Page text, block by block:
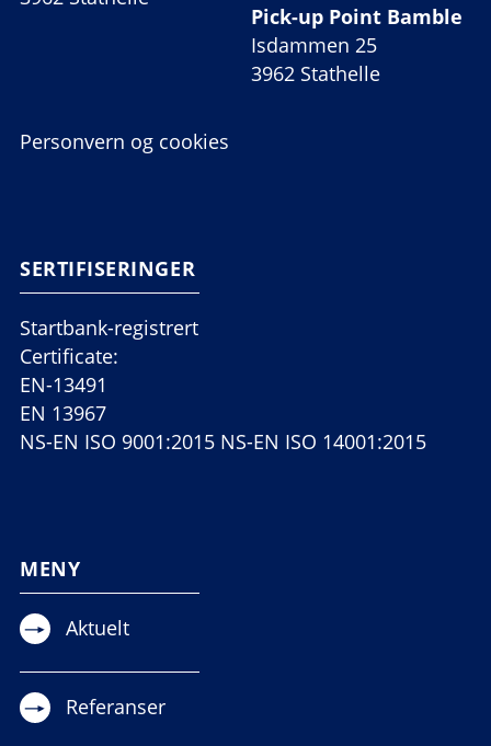
Pick-up Point Bamble
Isdammen 25
3962 Stathelle
Personvern og cookies
SERTIFISERINGER
Startbank-registrert
Certificate:
EN-13491
EN 13967
NS-EN ISO 9001:2015 NS-EN ISO 14001:2015
MENY
Aktuelt
Referanser